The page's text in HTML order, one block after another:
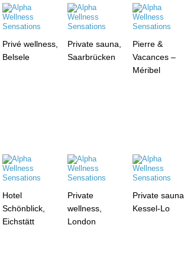
Privé wellness,
Belsele
Private sauna,
Saarbrücken
Pierre &
Vacances –
Méribel
Hotel
Schönblick,
Eichstätt
Private
wellness,
London
Private sauna,
Kessel-Lo